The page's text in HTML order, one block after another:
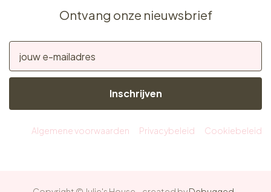
Ontvang onze nieuwsbrief
Inschrijven
Algemene voorwaarden Privacybeleid Cookiebeleid